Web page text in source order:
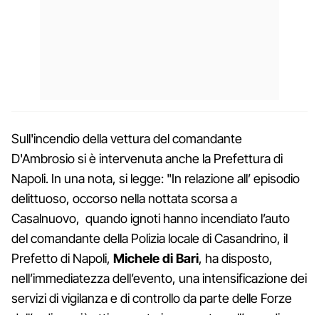
Sull'incendio della vettura del comandante
D'Ambrosio si è intervenuta anche la Prefettura di
Napoli. In una nota, si legge: "In relazione all’ episodio
delittuoso, occorso nella nottata scorsa a
Casalnuovo, quando ignoti hanno incendiato l’auto
del comandante della Polizia locale di Casandrino, il
Prefetto di Napoli, Michele di Bari, ha disposto,
nell’immediatezza dell’evento, una intensificazione dei
servizi di vigilanza e di controllo da parte delle Forze